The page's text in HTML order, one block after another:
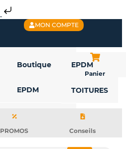
MON COMPTE
Boutique
EPDM
EPDM
TOITURES
Panier
PROMOS Conseils